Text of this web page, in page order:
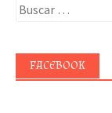
Buscar:
FACEBOOK